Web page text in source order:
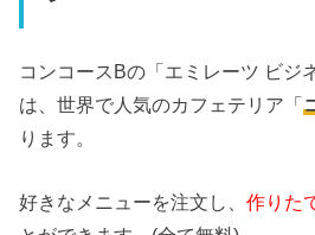
コンコースBの「エミレーツ ビジ
は、世界で人気のカフェテリア「
ります。
好きなメニューを注文し、作りた